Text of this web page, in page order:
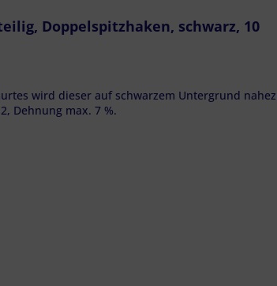
Doppelspitzhaken, schwarz, 10
wird dieser auf schwarzem Untergrund
Dehnung max. 7 %.